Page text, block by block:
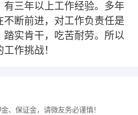
三年以上工作经验。多年
断前进，对工作负责任是
实肯干，吃苦耐劳。所以
作挑战！
、保证金，请微友务必谨慎！